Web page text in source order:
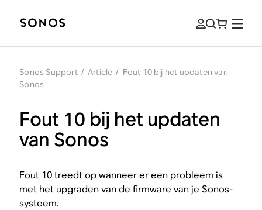
Sonos Support / Article / Fout 10 bij het updaten van
Sonos
Fout 10 bij het updaten
van Sonos
Fout 10 treedt op wanneer er een probleem is
met het upgraden van de firmware van je Sonos-
systeem.